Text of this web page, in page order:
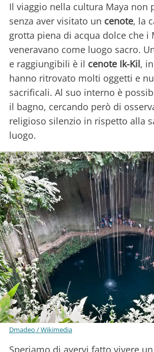
Il viaggio nella cultura Maya non
senza aver visitato un cenote, la
grotta piena di acqua dolce che i
veneravano come luogo sacro.
e raggiungibili è il cenote Ik-Kil,
hanno ritrovato molti oggetti e
sacrificali. Al suo interno è
il bagno, cercando però di
religioso silenzio in rispetto alla
luogo.
Dmadeo / Wikimedia
Speriamo di avervi fatto vivere